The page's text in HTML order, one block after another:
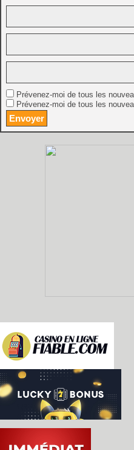
Prévenez-moi de tous les
Prévenez-moi de tous les